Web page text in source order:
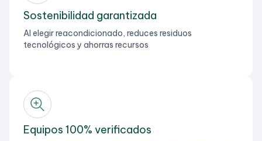
Sostenibilidad garantizada
Al elegir reacondicionado, reduces residuos
tecnológicos y ahorras recursos
Equipos 100% verificados